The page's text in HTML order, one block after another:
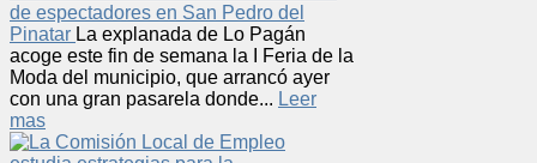
de espectadores en San Pedro del
Pinatar La explanada de Lo Pagán
acoge este fin de semana la I Feria de la
Moda del municipio, que arrancó ayer
con una gran pasarela donde... Leer
mas